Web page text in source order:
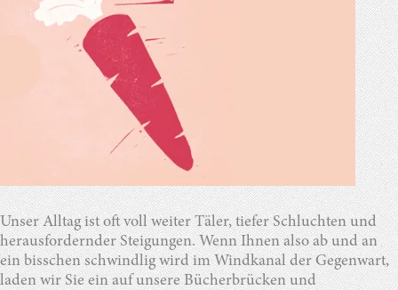
Unser Alltag ist oft voll weiter Täler, tiefer Schluchten und
herausfordernder Steigungen. Wenn Ihnen also ab und an
ein bisschen schwindlig wird im Windkanal der Gegenwart,
laden wir Sie ein auf unsere Bücherbrücken und